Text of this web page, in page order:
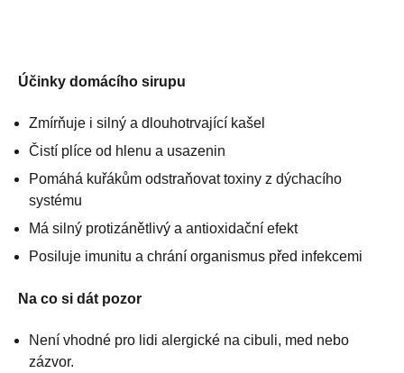
Účinky domácího sirupu
Zmírňuje i silný a dlouhotrvající kašel
Čistí plíce od hlenu a usazenin
Pomáhá kuřákům odstraňovat toxiny z dýchacího
systému
Má silný protizánětlivý a antioxidační efekt
Posiluje imunitu a chrání organismus před infekcemi
Na co si dát pozor
Není vhodné pro lidi alergické na cibuli, med nebo
zázvor.